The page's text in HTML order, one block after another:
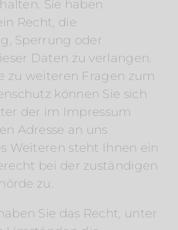
Sie haben
Recht, die
Sperrung oder
Daten zu verlangen.
zu weiteren Fragen zum
können Sie sich
der im Impressum
Adresse an uns
Weiteren steht Ihnen ein
bei der zuständigen
zu.
Sie das Recht, unter